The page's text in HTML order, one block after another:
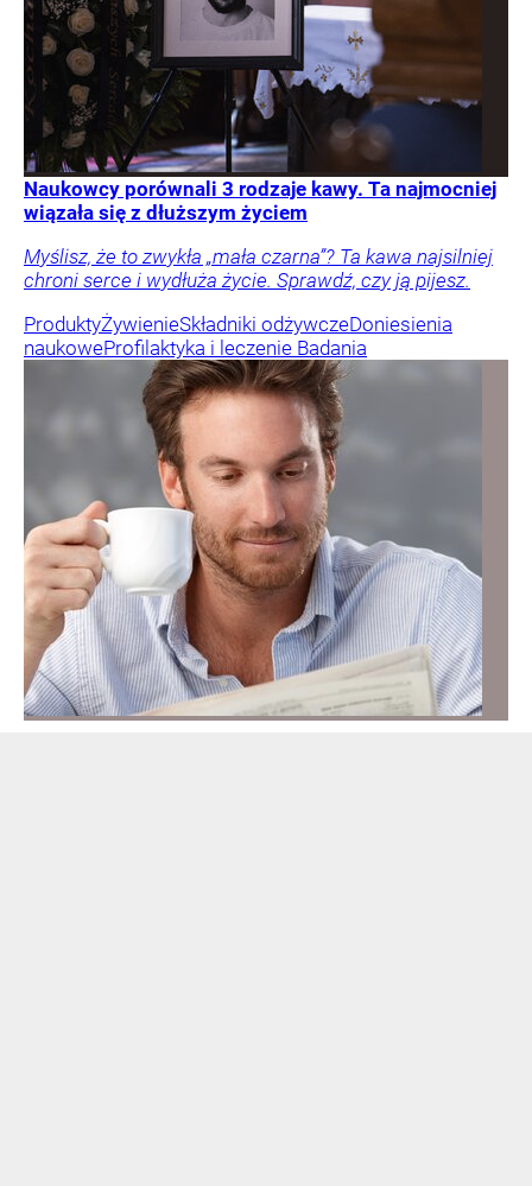
Naukowcy porównali 3 rodzaje kawy. Ta najmocniej
wiązała się z dłuższym życiem
Myślisz, że to zwykła „mała czarna”? Ta kawa najsilniej
chroni serce i wydłuża życie. Sprawdź, czy ją pijesz.
ProduktyŻywienieSkładniki odżywczeDoniesienia
naukoweProfilaktyka i leczenie Badania